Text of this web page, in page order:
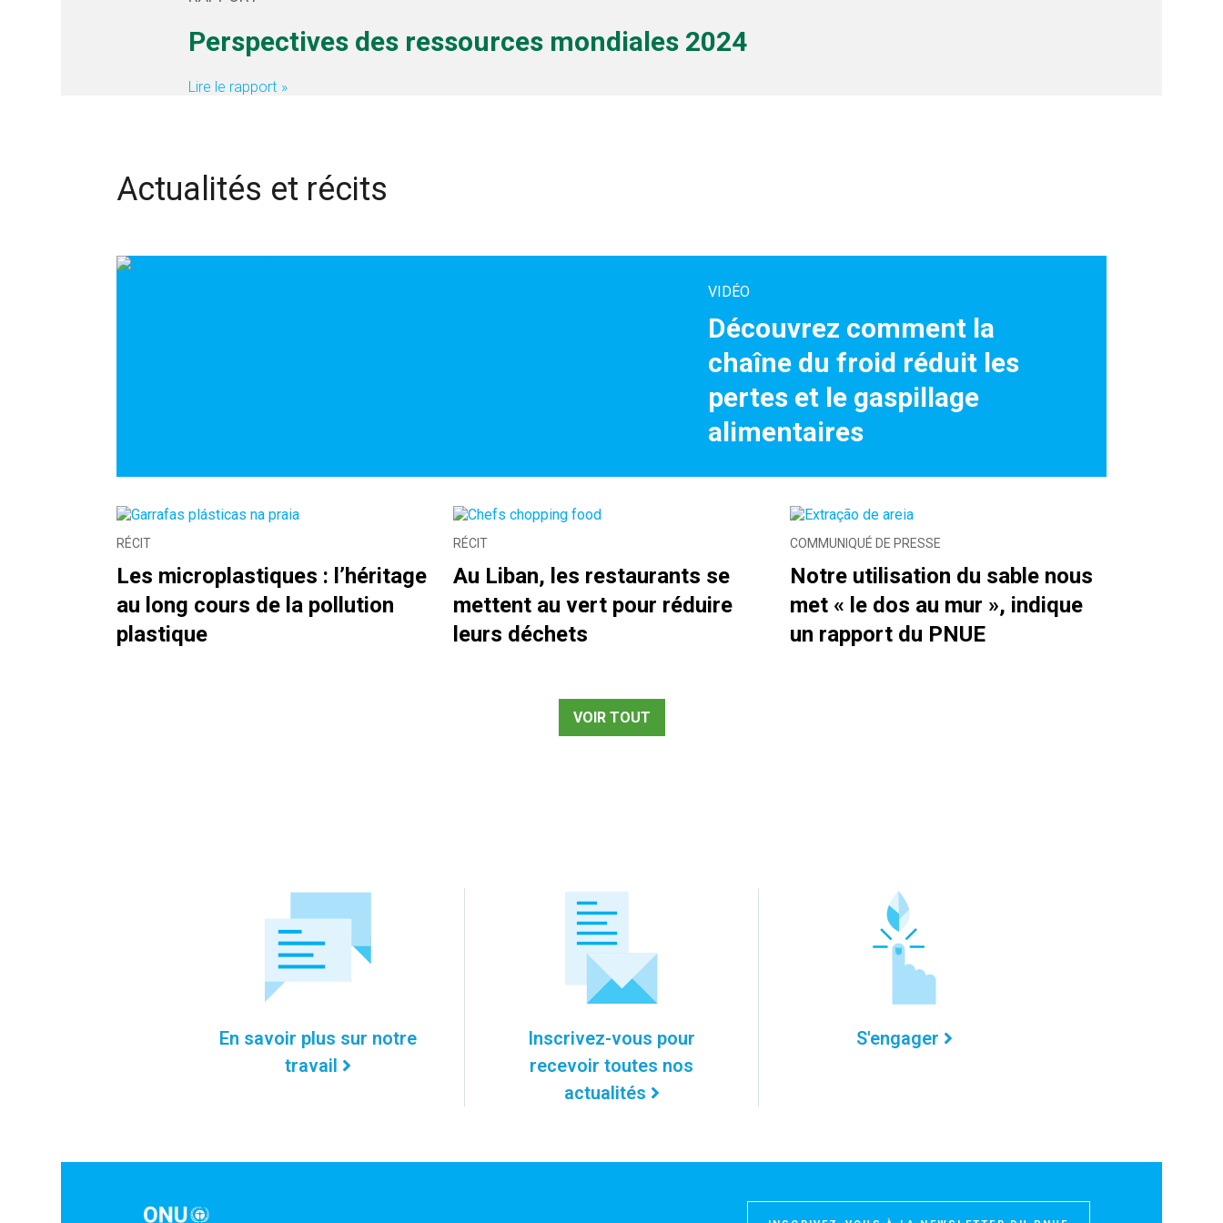
Perspectives des ressources mondiales 2024
Lire le rapport
Actualités et récits
VIDÉO
Découvrez comment la
chaîne du froid réduit les
pertes et le gaspillage
alimentaires
RÉCIT
Les microplastiques : l’héritage
au long cours de la pollution
plastique
RÉCIT
Au Liban, les restaurants se
mettent au vert pour réduire
leurs déchets
COMMUNIQUÉ DE PRESSE
Notre utilisation du sable nous
met « le dos au mur », indique
un rapport du PNUE
VOIR TOUT
En savoir plus sur notre
travail
Inscrivez-vous pour
recevoir toutes nos
actualités
S'engager